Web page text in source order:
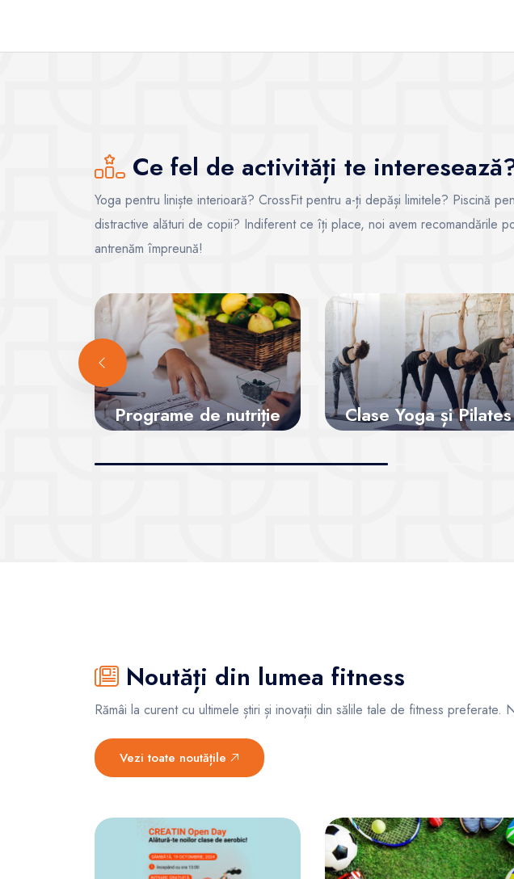
Ce fel de activități te
Yoga pentru liniște interioară? CrossFit pentru a-ți depăși limitele? Piscină
distractive alături de copii? Indiferent ce îți place, noi avem recomandările
antrenăm împreună!
Programe de nutriție
Vezi sălile
Clase Yoga și Pilates
Noutăți din lumea fitness
Rămâi la curent cu ultimele știri și inovații din sălile tale de fitness
Vezi toate noutățile